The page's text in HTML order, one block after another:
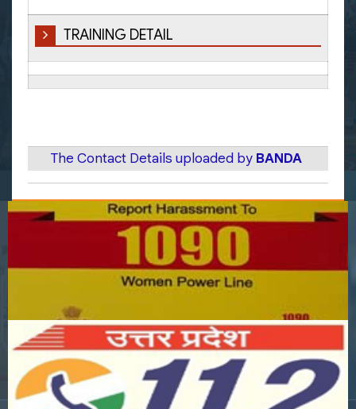
TRAINING DETAIL
The Contact Details uploaded by BANDA